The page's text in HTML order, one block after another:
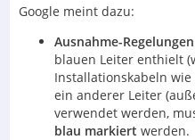
Google meint dazu:
Ausnahme-
blauen Leiter enthielt
Installationskabeln wie
ein anderer Leiter
verwendet werden,
blau markiert werden.